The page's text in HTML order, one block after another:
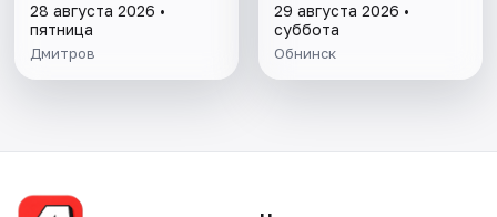
28 августа 2026 •
пятница
Дмитров
29 августа 2026 •
суббота
Обнинск